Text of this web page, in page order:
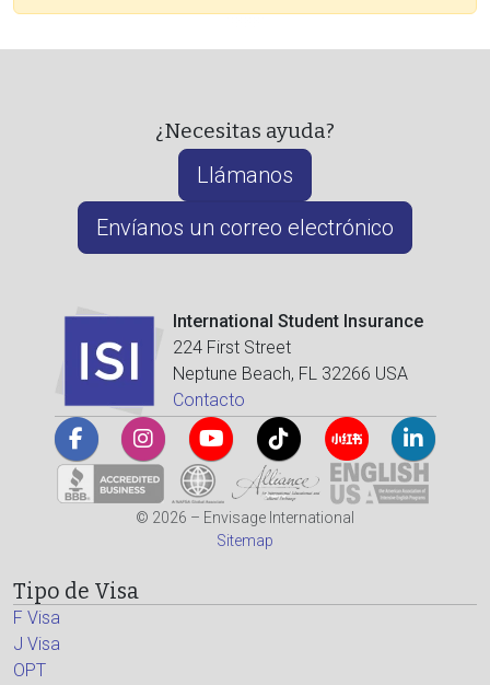
¿Necesitas ayuda?
Llámanos
Envíanos un correo electrónico
International Student Insurance
224 First Street
Neptune Beach, FL 32266 USA
Contacto
© 2026 – Envisage International
Sitemap
Tipo de Visa
F Visa
J Visa
OPT